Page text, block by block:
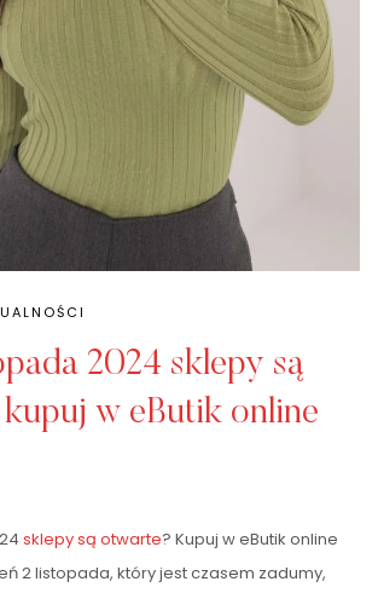
2024 sklepy są
w eButik online
sklepy są otwarte? Kupuj w eButik online
2 listopada, który jest czasem zadumy,